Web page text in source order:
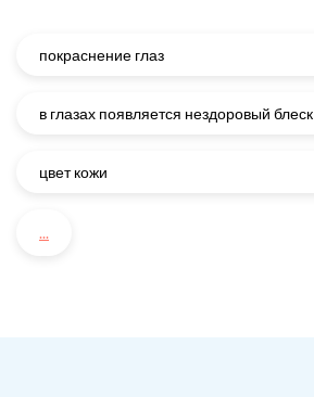
покраснение глаз
в глазах появляется нездоровый блеск
цвет кожи
...